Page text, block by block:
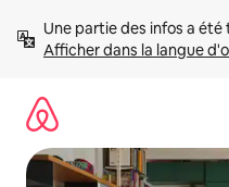
directement
Afficher dans la langue